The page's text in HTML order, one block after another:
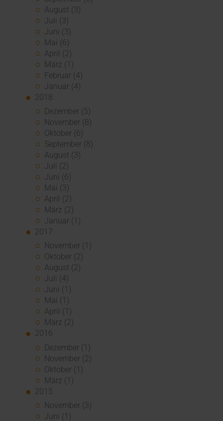
August (3)
Juli (3)
Juni (3)
Mai (6)
April (2)
März (1)
Februar (4)
Januar (4)
2018
Dezember (5)
November (8)
Oktober (6)
September (8)
August (3)
Juli (2)
Juni (6)
Mai (3)
April (2)
März (2)
Januar (1)
2017
November (1)
Oktober (2)
August (2)
Juli (4)
Juni (1)
Mai (1)
April (1)
März (2)
2016
Dezember (1)
November (2)
Oktober (1)
März (1)
2015
November (3)
Juni (1)